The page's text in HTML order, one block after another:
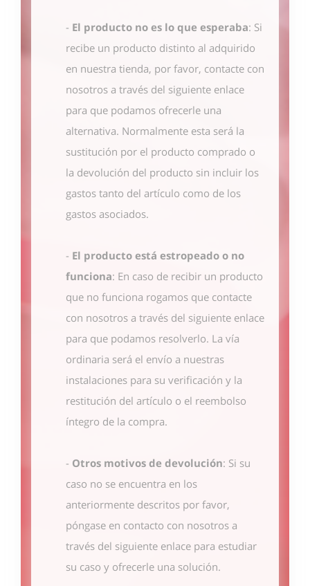
- El producto no es lo que esperaba: Si
recibe un producto distinto al adquirido
en nuestra tienda, por favor, contacte con
nosotros a través del siguiente enlace
para que podamos ofrecerle una
alternativa. Normalmente esta será la
sustitución por el producto comprado o
la devolución del producto sin incluir los
gastos tanto del artículo como de los
gastos asociados.
- El producto está estropeado o no
funciona: En caso de recibir un producto
que no funciona rogamos que contacte
con nosotros a través del siguiente enlace
para que podamos resolverlo. La vía
ordinaria será el envío a nuestras
instalaciones para su verificación y la
restitución del artículo o el reembolso
íntegro de la compra.
- Otros motivos de devolución: Si su
caso no se encuentra en los
anteriormente descritos por favor,
póngase en contacto con nosotros a
través del siguiente enlace para estudiar
su caso y ofrecerle una solución.